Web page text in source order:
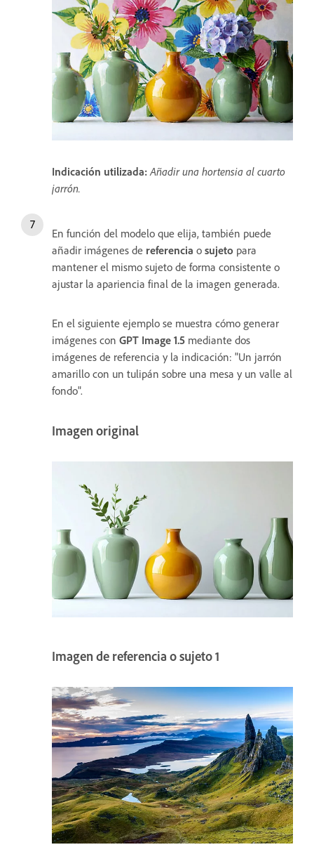
Indicación utilizada:Añadir una hortensia al cuarto
jarrón.
En función del modelo que elija, también puede
añadir imágenes de referencia o sujeto para
mantener el mismo sujeto de forma consistente o
ajustar la apariencia final de la imagen generada.
En el siguiente ejemplo se muestra cómo generar
imágenes con GPT Image 1.5 mediante dos
imágenes de referencia y la indicación: "Un jarrón
amarillo con un tulipán sobre una mesa y un valle al
fondo".
Imagen original
Imagen de referencia o sujeto 1